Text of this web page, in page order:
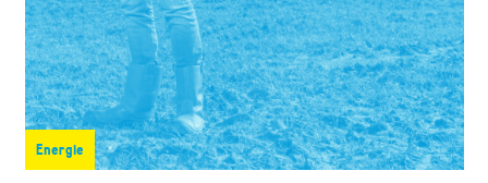
Energie